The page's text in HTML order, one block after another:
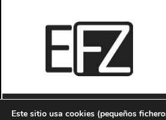
© 2010-2016Antonio J. Perez
Este sitio usa cookies (pequeños